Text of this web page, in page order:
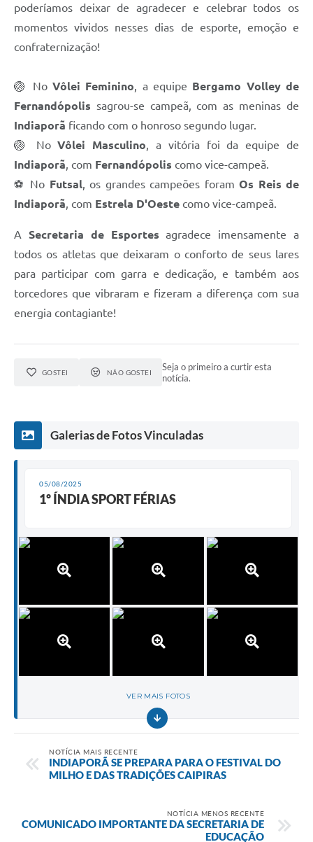
Enquete
Agenda
SIC
Contato
poderíamos deixar de agradecer e celebrar todos os
momentos vividos nesses dias de esporte, emoção e
confraternização!
🏐 No Vôlei Feminino , a equipe Bergamo Volley de
Fernandópolis sagrou-se campeã, com as meninas de
Indiaporã ficando com o honroso segundo lugar.
🏐 NoVôlei Masculino , a vitória foi da equipe de
Indiaporã , com Fernandópolis como vice-campeã.
⚽ No Futsal , os grandes campeões foram Os Reis de
Indiaporã , com Estrela D'Oeste como vice-campeã.
A Secretaria de Esportes agradece imensamente a
todos os atletas que deixaram o conforto de seus lares
para participar com garra e dedicação, e também aos
torcedores que vibraram e fizeram a diferença com sua
energia contagiante!
GOSTEI NÃO GOSTEI
Seja o primeiro a curtir esta
notícia.
Galerias de Fotos Vinculadas
05/08/2025
1º ÍNDIA SPORT FÉRIAS
VER MAIS FOTOS
NOTÍCIA MAIS RECENTE
INDIAPORÃ SE PREPARA PARA O FESTIVAL DO
MILHO E DAS TRADIÇÕES CAIPIRAS
NOTÍCIA MENOS RECENTE
COMUNICADO IMPORTANTE DA SECRETARIA DE
EDUCAÇÃO